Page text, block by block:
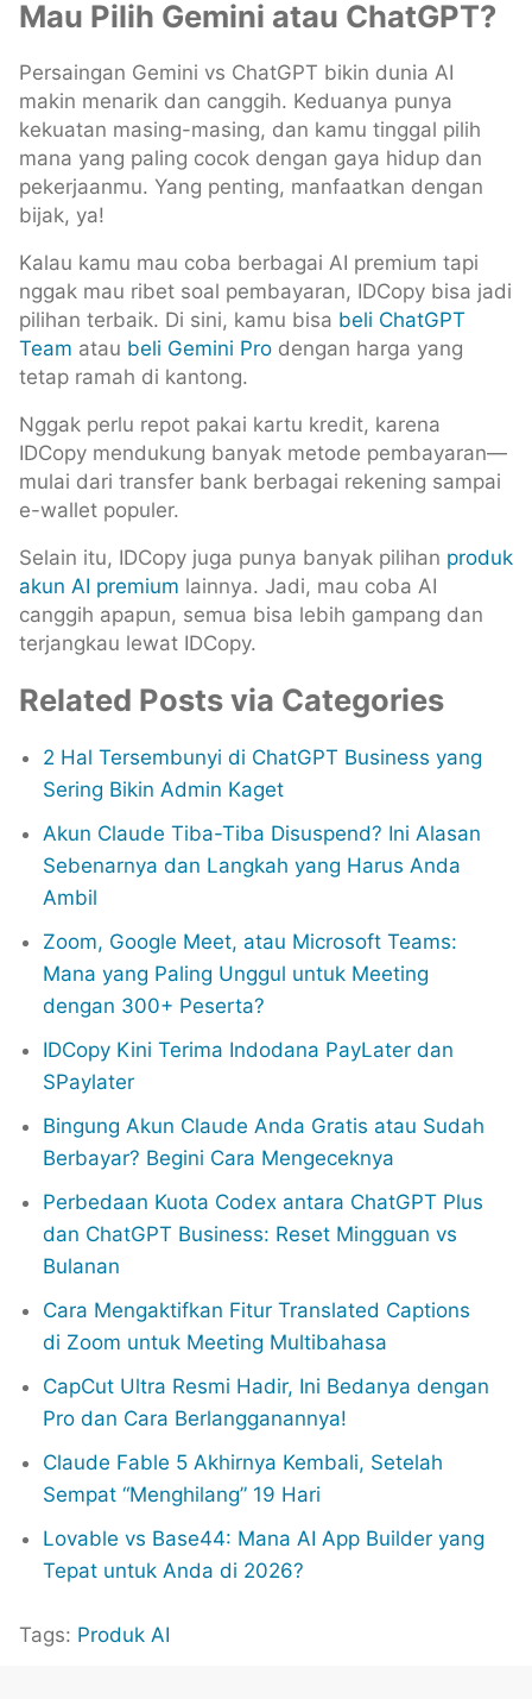
Mau Pilih Gemini atau ChatGPT?
Persaingan Gemini vs ChatGPT bikin dunia AI
makin menarik dan canggih. Keduanya punya
kekuatan masing-masing, dan kamu tinggal pilih
mana yang paling cocok dengan gaya hidup dan
pekerjaanmu. Yang penting, manfaatkan dengan
bijak, ya!
Kalau kamu mau coba berbagai AI premium tapi
nggak mau ribet soal pembayaran, IDCopy bisa jadi
pilihan terbaik. Di sini, kamu bisa beli ChatGPT
Team atau beli Gemini Pro dengan harga yang
tetap ramah di kantong.
Nggak perlu repot pakai kartu kredit, karena
IDCopy mendukung banyak metode pembayaran—
mulai dari transfer bank berbagai rekening sampai
e-wallet populer.
Selain itu, IDCopy juga punya banyak pilihan produk
akun AI premium lainnya. Jadi, mau coba AI
canggih apapun, semua bisa lebih gampang dan
terjangkau lewat IDCopy.
Related Posts via Categories
2 Hal Tersembunyi di ChatGPT Business yang
Sering Bikin Admin Kaget
Akun Claude Tiba-Tiba Disuspend? Ini Alasan
Sebenarnya dan Langkah yang Harus Anda
Ambil
Zoom, Google Meet, atau Microsoft Teams:
Mana yang Paling Unggul untuk Meeting
dengan 300+ Peserta?
IDCopy Kini Terima Indodana PayLater dan
SPaylater
Bingung Akun Claude Anda Gratis atau Sudah
Berbayar? Begini Cara Mengeceknya
Perbedaan Kuota Codex antara ChatGPT Plus
dan ChatGPT Business: Reset Mingguan vs
Bulanan
Cara Mengaktifkan Fitur Translated Captions
di Zoom untuk Meeting Multibahasa
CapCut Ultra Resmi Hadir, Ini Bedanya dengan
Pro dan Cara Berlangganannya!
Claude Fable 5 Akhirnya Kembali, Setelah
Sempat “Menghilang” 19 Hari
Lovable vs Base44: Mana AI App Builder yang
Tepat untuk Anda di 2026?
Tags: Produk AI